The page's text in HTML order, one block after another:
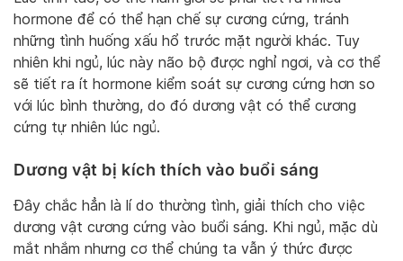
hormone để có thể hạn chế sự cương cứng, tránh
những tình huống xấu hổ trước mặt người khác. Tuy
nhiên khi ngủ, lúc này não bộ được nghỉ ngơi, và cơ thể
sẽ tiết ra ít hormone kiểm soát sự cương cứng hơn so
với lúc bình thường, do đó dương vật có thể cương
cứng tự nhiên lúc ngủ.
Dương vật bị kích thích vào buổi sáng
Đây chắc hẳn là lí do thường tình, giải thích cho việc
dương vật cương cứng vào buổi sáng. Khi ngủ, mặc dù
mắt nhắm nhưng cơ thể chúng ta vẫn ý thức được